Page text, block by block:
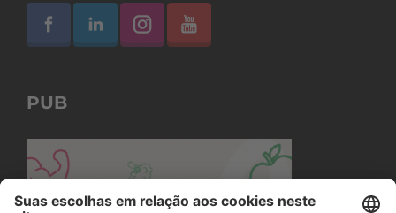
PUB